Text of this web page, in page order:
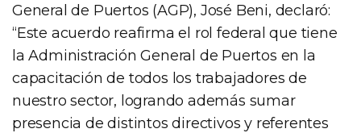
General de Puertos (AGP), José Beni, declaró:
“Este acuerdo reafirma el rol federal que tiene
la Administración General de Puertos en la
capacitación de todos los trabajadores de
nuestro sector, logrando además sumar
presencia de distintos directivos y referentes